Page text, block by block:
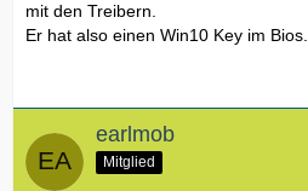
mit den Treibern.
Er hat also einen Win10 Key im Bios.
earlmob
Mitglied